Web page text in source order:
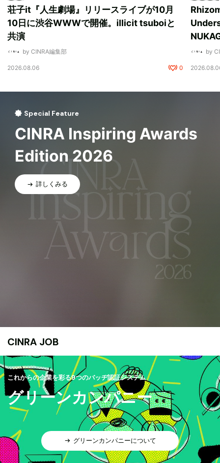
荘子it『人生劇場』リリースライブが10月
10日に渋谷WWWで開催。illicit tsuboiと
共演
by CINRA編集部
2026.08.06 0
by
Special Feature
CINRA Inspiring Awards
Edition 2026
詳しくみる
CINRA JOB
これからの企業を彩る9つのバッヂ認証システム
グリーンカンパニー
グリーンカンパニーについて